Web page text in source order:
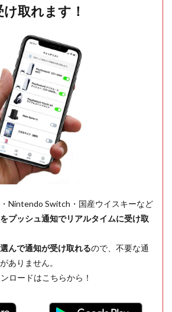
取れます！
Nintendo Switch・国産ウイスキーなど
プッシュ通知でリアルタイムに受け取
んで通知が受け取れるので、不要な通
ありません。
ロードはこちらから！